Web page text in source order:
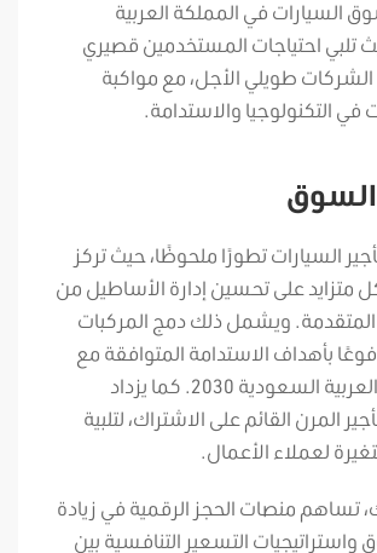
السيارات في المملكة العربية
تلبي احتياجات المستخدمين قصيري
طويلي الأجل، مع مواكبة
في التكنولوجيا والاستدامة.
السوق
السيارات تطورًا ملحوظًا، حيث تركز
متزايد على تحسين إدارة الأساطيل من
المتقدمة. ويشمل ذلك دمج المركبات
بأهداف الاستدامة المتوافقة مع
رؤية المملكة العربية السعودية 2030. كما يزداد
المرن القائم على الاشتراك، لتلبية
لعملاء الأعمال.
تساهم منصات الحجز الرقمية في زيادة
التسعير التنافسية بين